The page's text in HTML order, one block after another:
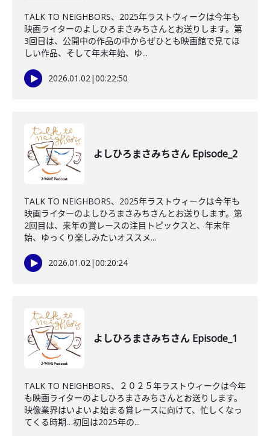
TALK TO NEIGHBORS、2025年ラストウィークは今年も
映画ライターのよしひろまさみちさんとお送りします。第
3回目は、公開中の作品の中からぜひとも映画館で見てほ
しい作品、そして年末年始、ゆ...
2026.01.02|00:22:50
よしひろまさみちさん Episode_2
TALK TO NEIGHBORS、2025年ラストウィークは今年も
映画ライターのよしひろまさみちさんとお送りします。第
2回目は、来年の賞レースの注目トピックスと、年末年
始、ゆっくり楽しみたいオススメ...
2026.01.02|00:20:24
よしひろまさみちさん Episode_1
TALK TO NEIGHBORS、２０２５年ラストウィークは今年
も映画ライターのよしひろまさみちさんとお送りします。
映像業界はいよいよ始まる賞レースに向けて、忙しくなっ
てくる時期…初回は2025年の...